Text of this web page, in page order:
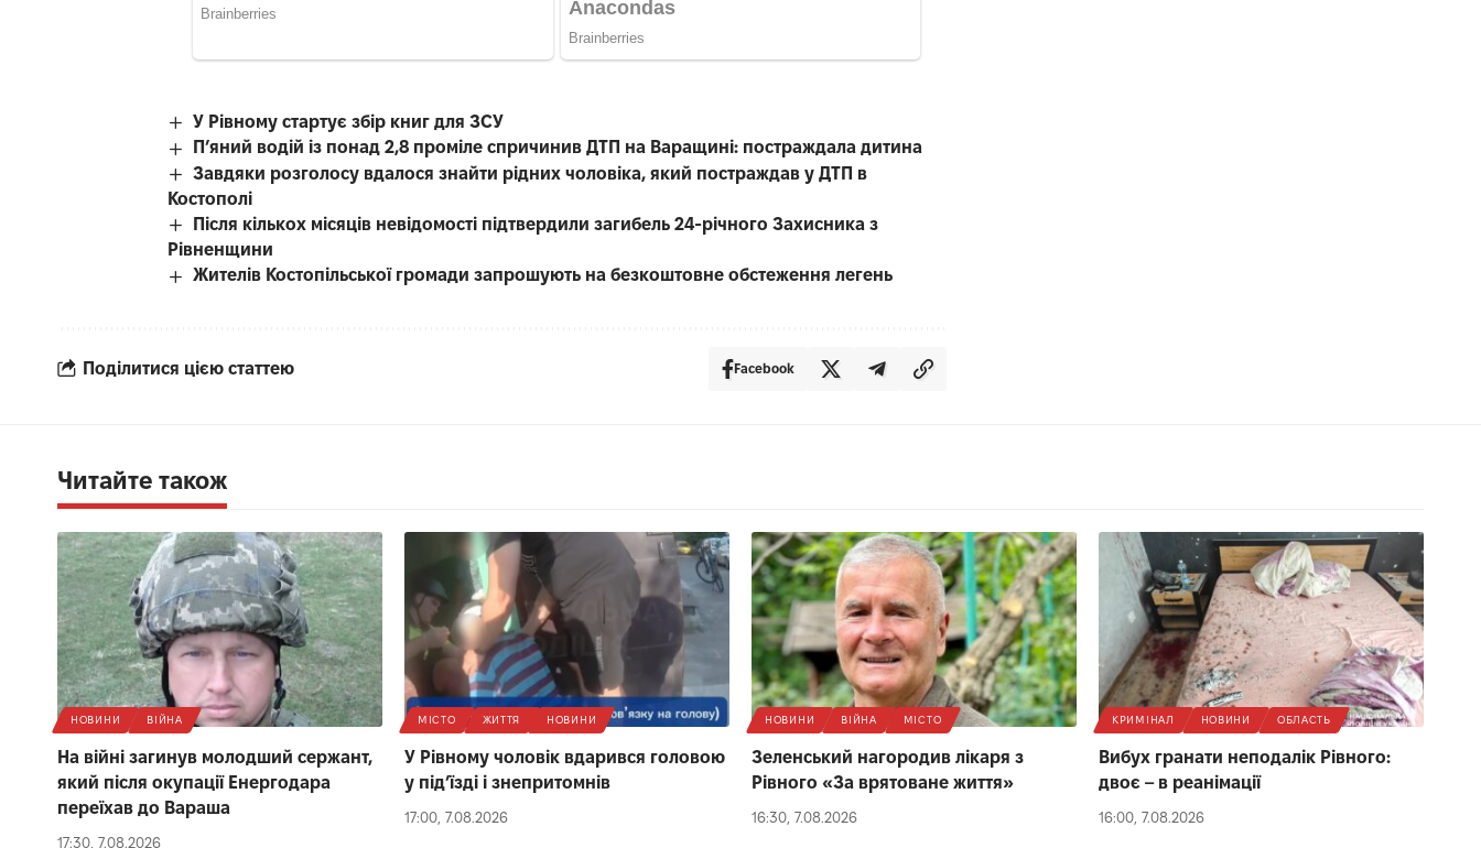
У Рівному стартує збір книг для ЗСУ
П’яний водій із понад 2,8 проміле спричинив ДТП на Варащині: постраждала дитина
Завдяки розголосу вдалося знайти рідних чоловіка, який постраждав у ДТП в
Костополі
Після кількох місяців невідомості підтвердили загибель 24-річного Захисника з
Рівненщини
Жителів Костопільської громади запрошують на безкоштовне обстеження легень
Поділитися цією статтею Facebook
Читайте також
НОВИНИ ВІЙНА
На війні загинув молодший сержант,
який після окупації Енергодара
переїхав до Вараша
17:30, 7.08.2026
МІСТО ЖИТТЯ НОВИНИ
У Рівному чоловік вдарився головою
у під’їзді і знепритомнів
17:00, 7.08.2026
НОВИНИ ВІЙНА МІСТО
Зеленський нагородив лікаря з
Рівного «За врятоване життя»
16:30, 7.08.2026
КРИМІНАЛ НОВИНИ ОБЛАСТЬ
Вибух гранати неподалік Рівного:
двоє – в реанімації
16:00, 7.08.2026